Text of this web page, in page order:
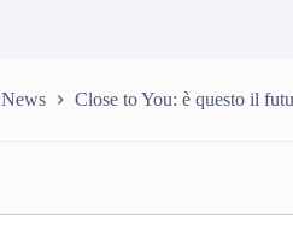
News Close to You: è questo il